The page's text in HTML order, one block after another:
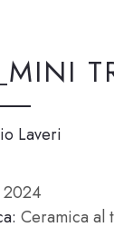
Laveri
2024
Ceramica al